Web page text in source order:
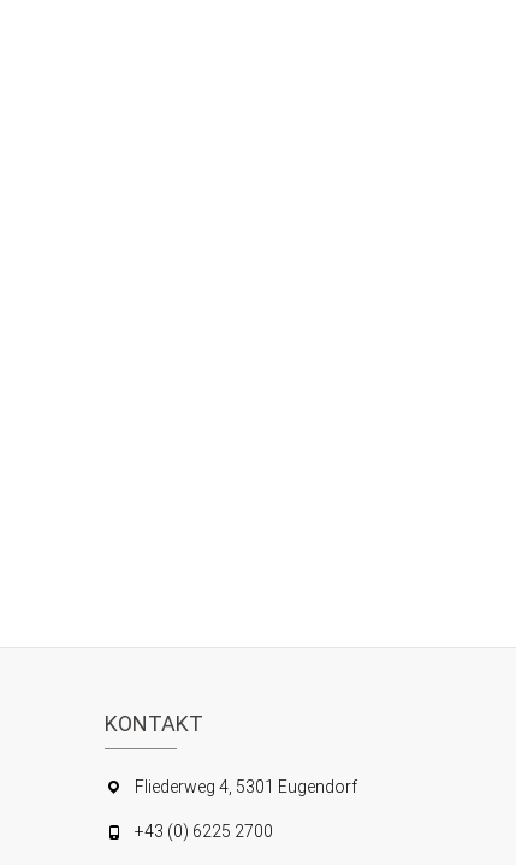
KONTAKT
Fliederweg 4, 5301 Eugendorf
+43 (0) 6225 2700